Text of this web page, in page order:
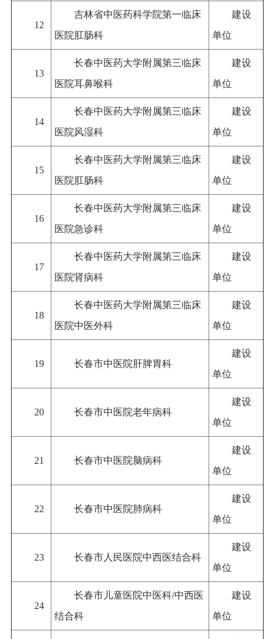
12
吉林省中医药科学院第一临床
医院肛肠科
建设
单位
13
长春中医药大学附属第三临床
医院耳鼻喉科
建设
单位
14
长春中医药大学附属第三临床
医院风湿科
建设
单位
15
长春中医药大学附属第三临床
医院肛肠科
建设
单位
16
长春中医药大学附属第三临床
医院急诊科
建设
单位
17
长春中医药大学附属第三临床
医院肾病科
建设
单位
18
长春中医药大学附属第三临床
医院中医外科
建设
单位
19 长春市中医院肝脾胃科
建设
单位
20 长春市中医院老年病科
建设
单位
21 长春市中医院脑病科
建设
单位
22 长春市中医院肺病科
建设
单位
23 长春市人民医院中西医结合科
建设
单位
24
长春市儿童医院中医科/中西医
结合科
建设
单位